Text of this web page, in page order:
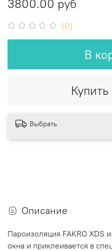
(0)
3800.00 руб
В
Купить
Выбрать
Описание
Пароизоляция FAKRO XDS
окна и приклеивается в